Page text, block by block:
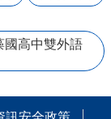
國高中雙外語